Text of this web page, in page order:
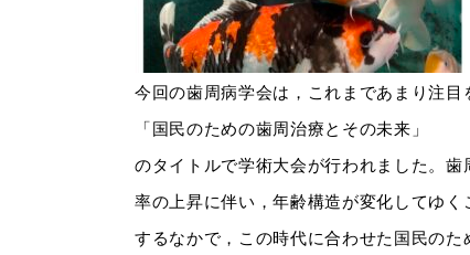
今回の歯周病学会は，これまであまり注
「国民のための歯周治療とその未来」
のタイトルで学術大会が行われました。
率の上昇に伴い，年齢構造が変化してゆ
するなかで，この時代に合わせた国民の